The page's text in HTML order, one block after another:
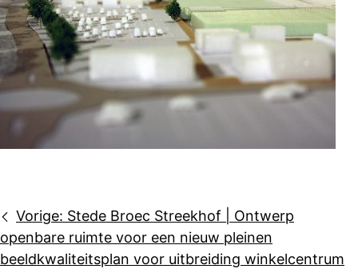
Bericht
navigatie
Vorige: Stede Broec Streekhof | Ontwerp
openbare ruimte voor een nieuw pleinen
beeldkwaliteitsplan voor uitbreiding winkelcentrum